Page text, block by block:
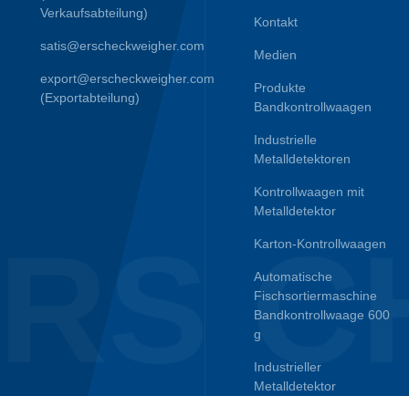
Verkaufsabteilung)
satis@erscheckweigher.com
export@erscheckweigher.com
(Exportabteilung)
Kontakt
Medien
Produkte
Bandkontrollwaagen
Industrielle
Metalldetektoren
Kontrollwaagen mit
Metalldetektor
Karton-Kontrollwaagen
Automatische
Fischsortiermaschine
Bandkontrollwaage 600
g
Industrieller
Metalldetektor